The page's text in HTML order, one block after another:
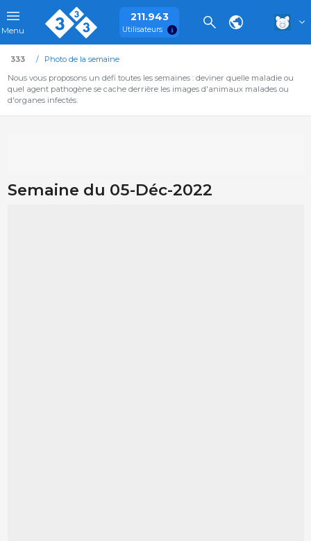
Menu
211.943
Utilisateurs
333
Photo de la semaine
Nous vous proposons un défi toutes les semaines : deviner quelle maladie ou
quel agent pathogène se cache derrière les images d'animaux malades ou
d'organes infectés.
Semaine du 05-Déc-2022